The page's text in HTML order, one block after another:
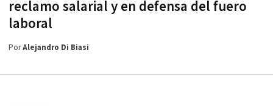
reclamo salarial y en defensa del fuero
laboral
PorAlejandro Di Biasi